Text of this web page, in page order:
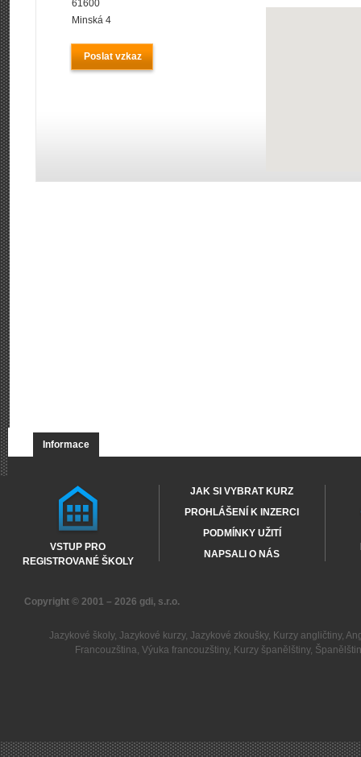
61600
Minská 4
Poslat vzkaz
Informace
VSTUP PRO
REGISTROVANÉ ŠKOLY
JAK SI VYBRAT KURZ
PROHLÁŠENÍ K INZERCI
PODMÍNKY UŽITÍ
NAPSALI O NÁS
Copyright © 2001 – 2026 gdi, s.r.o.
Jazykové školy, Jazykové kurzy, Jazykové zkoušky, Kurzy angličtiny,
Francouzština,Výuka francouzštiny, Kurzy španělštiny,